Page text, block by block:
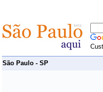
São Paulo - SP